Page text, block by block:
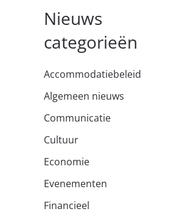
Nieuws
categorieën
Accommodatiebeleid
Algemeen nieuws
Communicatie
Cultuur
Economie
Evenementen
Financieel